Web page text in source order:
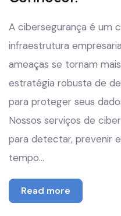
A cibersegurança é um
infraestrutura
ameaças se tornam
estratégia robusta de
para proteger seus
Nossos serviços de
para detectar, prevenir
tempo…
Read more